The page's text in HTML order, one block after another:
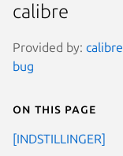
calibre
Provided by:
bug
On this page
[INDSTILLINGER]